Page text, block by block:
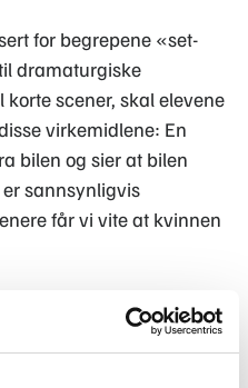
for begrepene «set-
dramaturgiske
scener, skal elevene
virkemidlene: En
bilen og sier at bilen
sannsynligvis
får vi vite at kvinnen
av et handlingsforløp
effektene fra film